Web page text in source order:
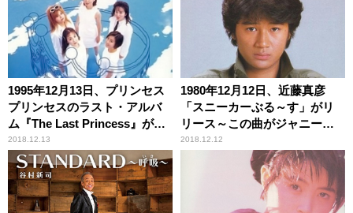
1995年12月13日、プリンセス
プリンセスのラスト・アルバ
ム『The Last Princess』がリ
リース
2018.12.13
1980年12月12日、近藤真彦
「スニーカーぶる～す」がリ
リース～この曲がジャニーズ
のデビュー戦略の端緒となる
2018.12.12